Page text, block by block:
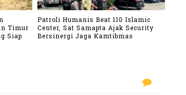
Timur
Siap
Patroli Humanis Beat 110 Islamic
Center, Sat Samapta Ajak Security
Bersinergi Jaga Kamtibmas